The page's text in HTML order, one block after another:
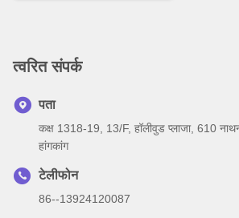
त्वरित संपर्क
पता
कक्ष 1318-19, 13/F, हॉलीवुड प्लाजा, 610
हांगकांग
टेलीफोन
86--13924120087